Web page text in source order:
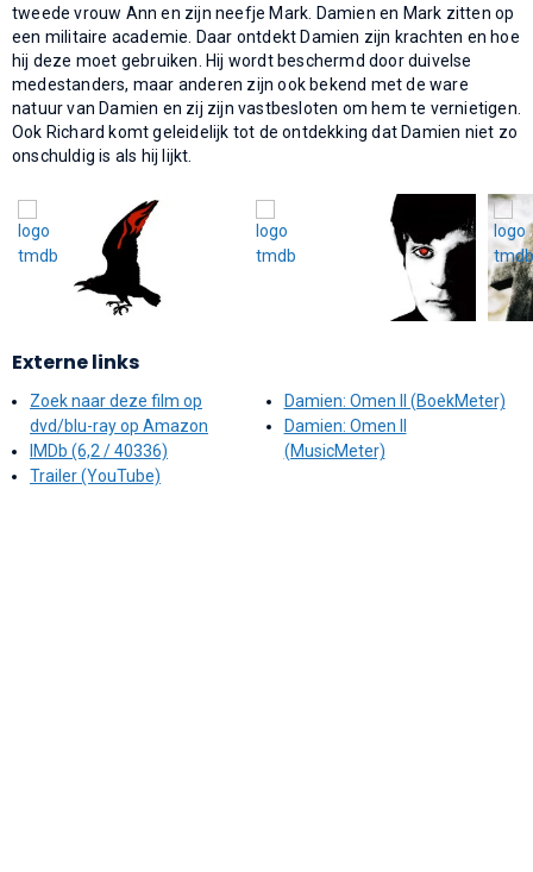
tweede vrouw Ann en zijn neefje Mark. Damien en Mark zitten op
een militaire academie. Daar ontdekt Damien zijn krachten en hoe
hij deze moet gebruiken. Hij wordt beschermd door duivelse
medestanders, maar anderen zijn ook bekend met de ware
natuur van Damien en zij zijn vastbesloten om hem te vernietigen.
Ook Richard komt geleidelijk tot de ontdekking dat Damien niet zo
onschuldig is als hij lijkt.
Externe links
Zoek naar deze film op
dvd/blu-ray op Amazon
IMDb (6,2 / 40336)
Trailer (YouTube)
Damien: Omen II (BoekMeter)
Damien: Omen II
(MusicMeter)